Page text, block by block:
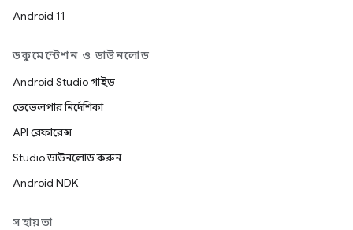
Android 11
ডকুমেন্টেশন ও ডাউনলোড
Android Studio গাইড
ডেভেলপার নির্দেশিকা
API রেফারেন্স
Studio ডাউনলোড করুন
Android NDK
সহায়তা